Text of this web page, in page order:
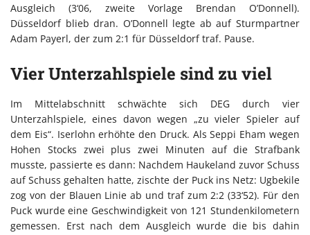
Ausgleich (3‘06, zweite Vorlage Brendan O’Donnell).
Düsseldorf blieb dran. O’Donnell legte ab auf Sturmpartner
Adam Payerl, der zum 2:1 für Düsseldorf traf. Pause.
Vier Unterzahlspiele sind zu viel
Im Mittelabschnitt schwächte sich DEG durch vier
Unterzahlspiele, eines davon wegen „zu vieler Spieler auf
dem Eis“. Iserlohn erhöhte den Druck. Als Seppi Eham wegen
Hohen Stocks zwei plus zwei Minuten auf die Strafbank
musste, passierte es dann: Nachdem Haukeland zuvor Schuss
auf Schuss gehalten hatte, zischte der Puck ins Netz: Ugbekile
zog von der Blauen Linie ab und traf zum 2:2 (33‘52). Für den
Puck wurde eine Geschwindigkeit von 121 Stundenkilometern
gemessen. Erst nach dem Ausgleich wurde die bis dahin